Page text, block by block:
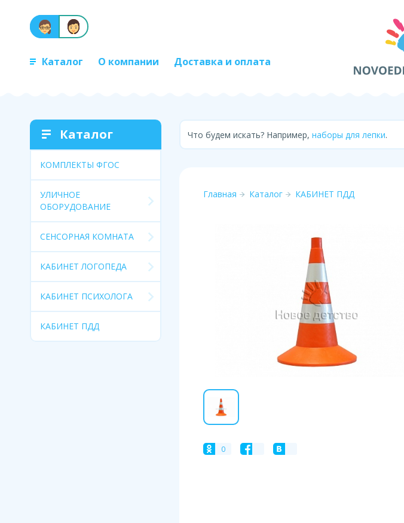
Каталог О компании Доставка и оплата
Каталог
КОМПЛЕКТЫ ФГОС
УЛИЧНОЕ
ОБОРУДОВАНИЕ
СЕНСОРНАЯ КОМНАТА
КАБИНЕТ ЛОГОПЕДА
КАБИНЕТ ПСИХОЛОГА
КАБИНЕТ ПДД
Что будем искать? Например, наборы для лепки.
Главная Каталог КАБИНЕТ ПДД
0